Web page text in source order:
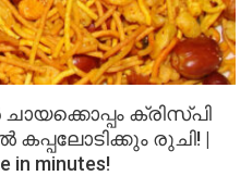
ക്രിസ്പി
രുചി! |
in minutes!